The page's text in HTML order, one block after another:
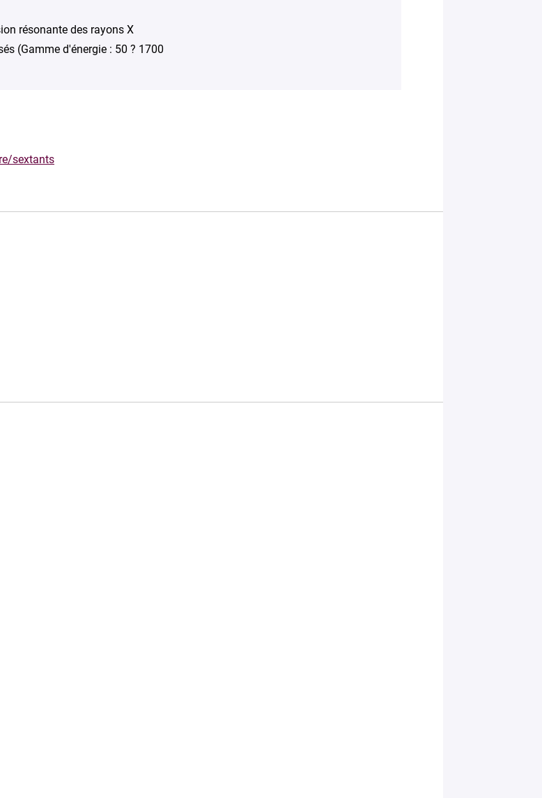
résonante des rayons X
(Gamme d'énergie : 50 ? 1700
sextants